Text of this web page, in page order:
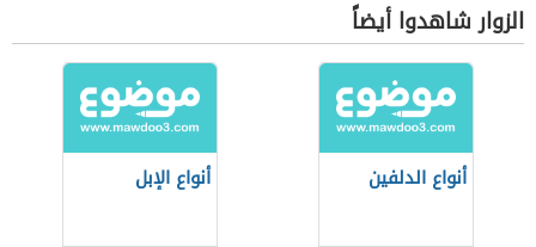
الزوار شاهدوا أيضاً
أنواع الدلفين أنواع الإبل